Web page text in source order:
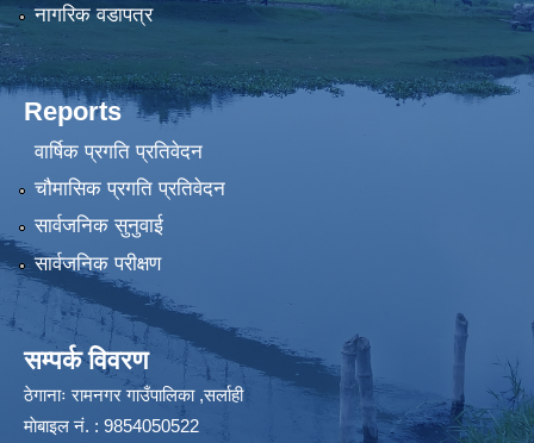
नागरिक वडापत्र
Reports
वार्षिक प्रगति प्रतिवेदन
चौमासिक प्रगति प्रतिवेदन
सार्वजनिक सुनुवाई
सार्वजनिक परीक्षण
सम्पर्क विवरण
ठेगानाः रामनगर गाउँपालिका ,सर्लाही
माेबाइल न‌ं. : 9854050522